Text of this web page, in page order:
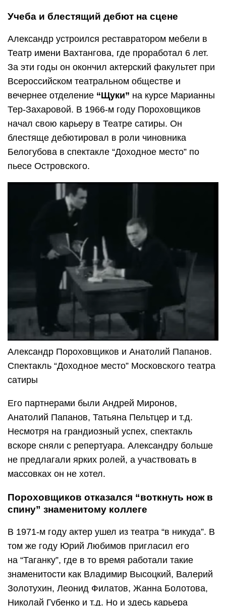
Учеба и блестящий дебют на сцене
Александр устроился реставратором мебели в
Театр имени Вахтангова, где проработал 6 лет.
За эти годы он окончил актерский факультет при
Всероссийском театральном обществе и
вечернее отделение “Щуки” на курсе Марианны
Тер-Захаровой. В 1966-м году Пороховщиков
начал свою карьеру в Театре сатиры. Он
блестяще дебютировал в роли чиновника
Белогубова в спектакле “Доходное место” по
пьесе Островского.
Александр Пороховщиков и Анатолий Папанов.
Спектакль “Доходное место” Московского театра
сатиры
Его партнерами были Андрей Миронов,
Анатолий Папанов, Татьяна Пельтцер и т.д.
Несмотря на грандиозный успех, спектакль
вскоре сняли с репертуара. Александру больше
не предлагали ярких ролей, а участвовать в
массовках он не хотел.
Пороховщиков отказался “воткнуть нож в
спину” знаменитому коллеге
В 1971-м году актер ушел из театра “в никуда”. В
том же году Юрий Любимов пригласил его
на “Таганку”, где в то время работали такие
знаменитости как Владимир Высоцкий, Валерий
Золотухин, Леонид Филатов, Жанна Болотова,
Николай Губенко и т.д. Но и здесь карьера